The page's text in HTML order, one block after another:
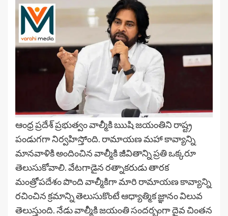
ఆంధ్ర ప్రదేశ్ ప్రభుత్వం వాల్మీకి ఋషి జయంతిని రాష్ట్ర
పండుగగా నిర్వహిస్తోంది. రామాయణ మహా కావ్యాన్ని
మానవాళికి అందించిన వాల్మీకి జీవితాన్ని ప్రతి ఒక్కరూ
తెలుసుకోవాలి. వేటగాడైన రత్నాకరుడు తారక
మంత్రోపదేశం పొంది వాల్మీకిగా మారి రామాయణ కావ్యాన్ని
రచించిన క్రమాన్ని తెలుసుకొంటే ఆధ్యాత్మిక జ్ఞానం విలువ
తెలుస్తుంది. నేడు వాల్మీకి జయంతి సందర్భంగా దైవ చింతన